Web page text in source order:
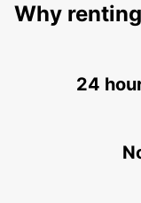
PARIS - FRANCE
MAISONS
Why
24